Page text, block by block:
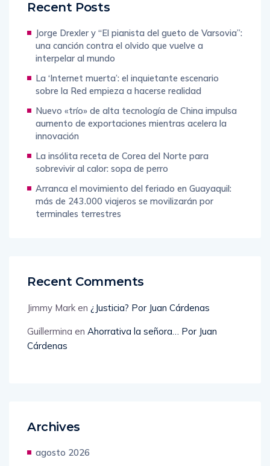
Recent Posts
Jorge Drexler y “El pianista del gueto de Varsovia”:
una canción contra el olvido que vuelve a
interpelar al mundo
La ‘Internet muerta’: el inquietante escenario
sobre la Red empieza a hacerse realidad
Nuevo «trío» de alta tecnología de China impulsa
aumento de exportaciones mientras acelera la
innovación
La insólita receta de Corea del Norte para
sobrevivir al calor: sopa de perro
Arranca el movimiento del feriado en Guayaquil:
más de 243.000 viajeros se movilizarán por
terminales terrestres
Recent Comments
Jimmy Mark en ¿Justicia? Por Juan Cárdenas
Guillermina en Ahorrativa la señora… Por Juan
Cárdenas
Archives
agosto 2026